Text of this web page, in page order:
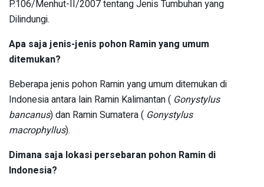
P.106/Menhut-II/2007 tentang Jenis Tumbuhan yang
Dilindungi.
Apa saja jenis-jenis pohon Ramin yang umum
ditemukan?
Beberapa jenis pohon Ramin yang umum ditemukan di
Indonesia antara lain Ramin Kalimantan ( Gonystylus
bancanus) dan Ramin Sumatera ( Gonystylus
macrophyllus).
Dimana saja lokasi persebaran pohon Ramin di
Indonesia?